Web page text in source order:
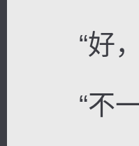
“好，
“不一